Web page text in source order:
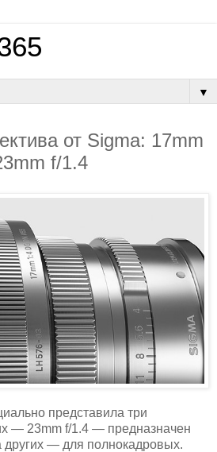
▼
от Sigma: 17mm
f/1.4
представила три
— 23mm f/1.4 — предназначен
других — для полнокадровых.